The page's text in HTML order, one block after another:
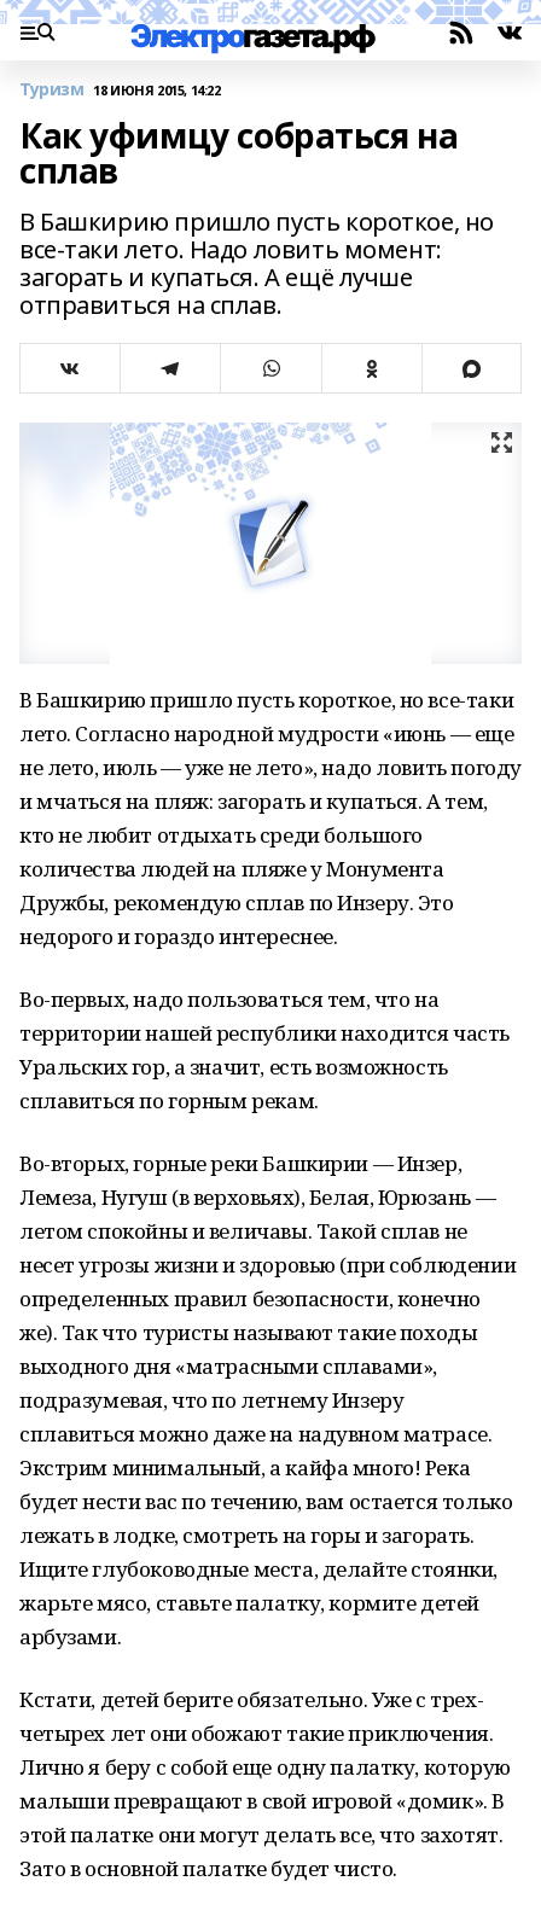
Туризм 18 ИЮНЯ 2015, 14:22
Как уфимцу собраться на
сплав
В Башкирию пришло пусть короткое, но
все-таки лето. Надо ловить момент:
загорать и купаться. А ещё лучше
отправиться на сплав.
В Башкирию пришло пусть короткое, но все-таки
лето. Согласно народной мудрости «июнь — еще
не лето, июль — уже не лето», надо ловить погоду
и мчаться на пляж: загорать и купаться. А тем,
кто не любит отдыхать среди большого
количества людей на пляже у Монумента
Дружбы, рекомендую сплав по Инзеру. Это
недорого и гораздо интереснее.
Во-первых, надо пользоваться тем, что на
территории нашей республики находится часть
Уральских гор, а значит, есть возможность
сплавиться по горным рекам.
Во-вторых, горные реки Башкирии — Инзер,
Лемеза, Нугуш (в верховьях), Белая, Юрюзань —
летом спокойны и величавы. Такой сплав не
несет угрозы жизни и здоровью (при соблюдении
определенных правил безопасности, конечно
же). Так что туристы называют такие походы
выходного дня «матрасными сплавами»,
подразумевая, что по летнему Инзеру
сплавиться можно даже на надувном матрасе.
Экстрим минимальный, а кайфа много! Река
будет нести вас по течению, вам остается только
лежать в лодке, смотреть на горы и загорать.
Ищите глубоководные места, делайте стоянки,
жарьте мясо, ставьте палатку, кормите детей
арбузами.
Кстати, детей берите обязательно. Уже с трех-
четырех лет они обожают такие приключения.
Лично я беру с собой еще одну палатку, которую
малыши превращают в свой игровой «домик». В
этой палатке они могут делать все, что захотят.
Зато в основной палатке будет чисто.